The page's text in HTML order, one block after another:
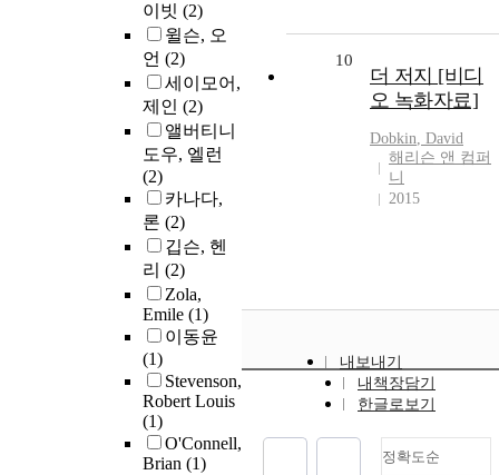
이빗 (2)
윌슨, 오
언 (2)
세이모어,
제인 (2)
앨버티니
도우, 엘런
(2)
카나다,
론 (2)
깁슨, 헨
리 (2)
Zola,
Emile (1)
이동윤
(1)
Stevenson,
Robert Louis
(1)
O'Connell,
Brian (1)
10
더 저지 [비디
오 녹화자료]
Dobkin, David
해리슨 앤 컴퍼
니
2015
내보내기
내책장담기
한글로보기
정확도순